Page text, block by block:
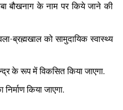
बौखनाग के नाम पर किये जाने की
ब्रह्मखाल को सामुदायिक स्वास्थ्य
के रूप में विकसित किया जाएगा.
किया जाएगा.